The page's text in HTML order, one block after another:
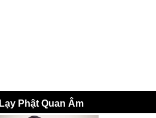
Lạy Phật Quan Âm